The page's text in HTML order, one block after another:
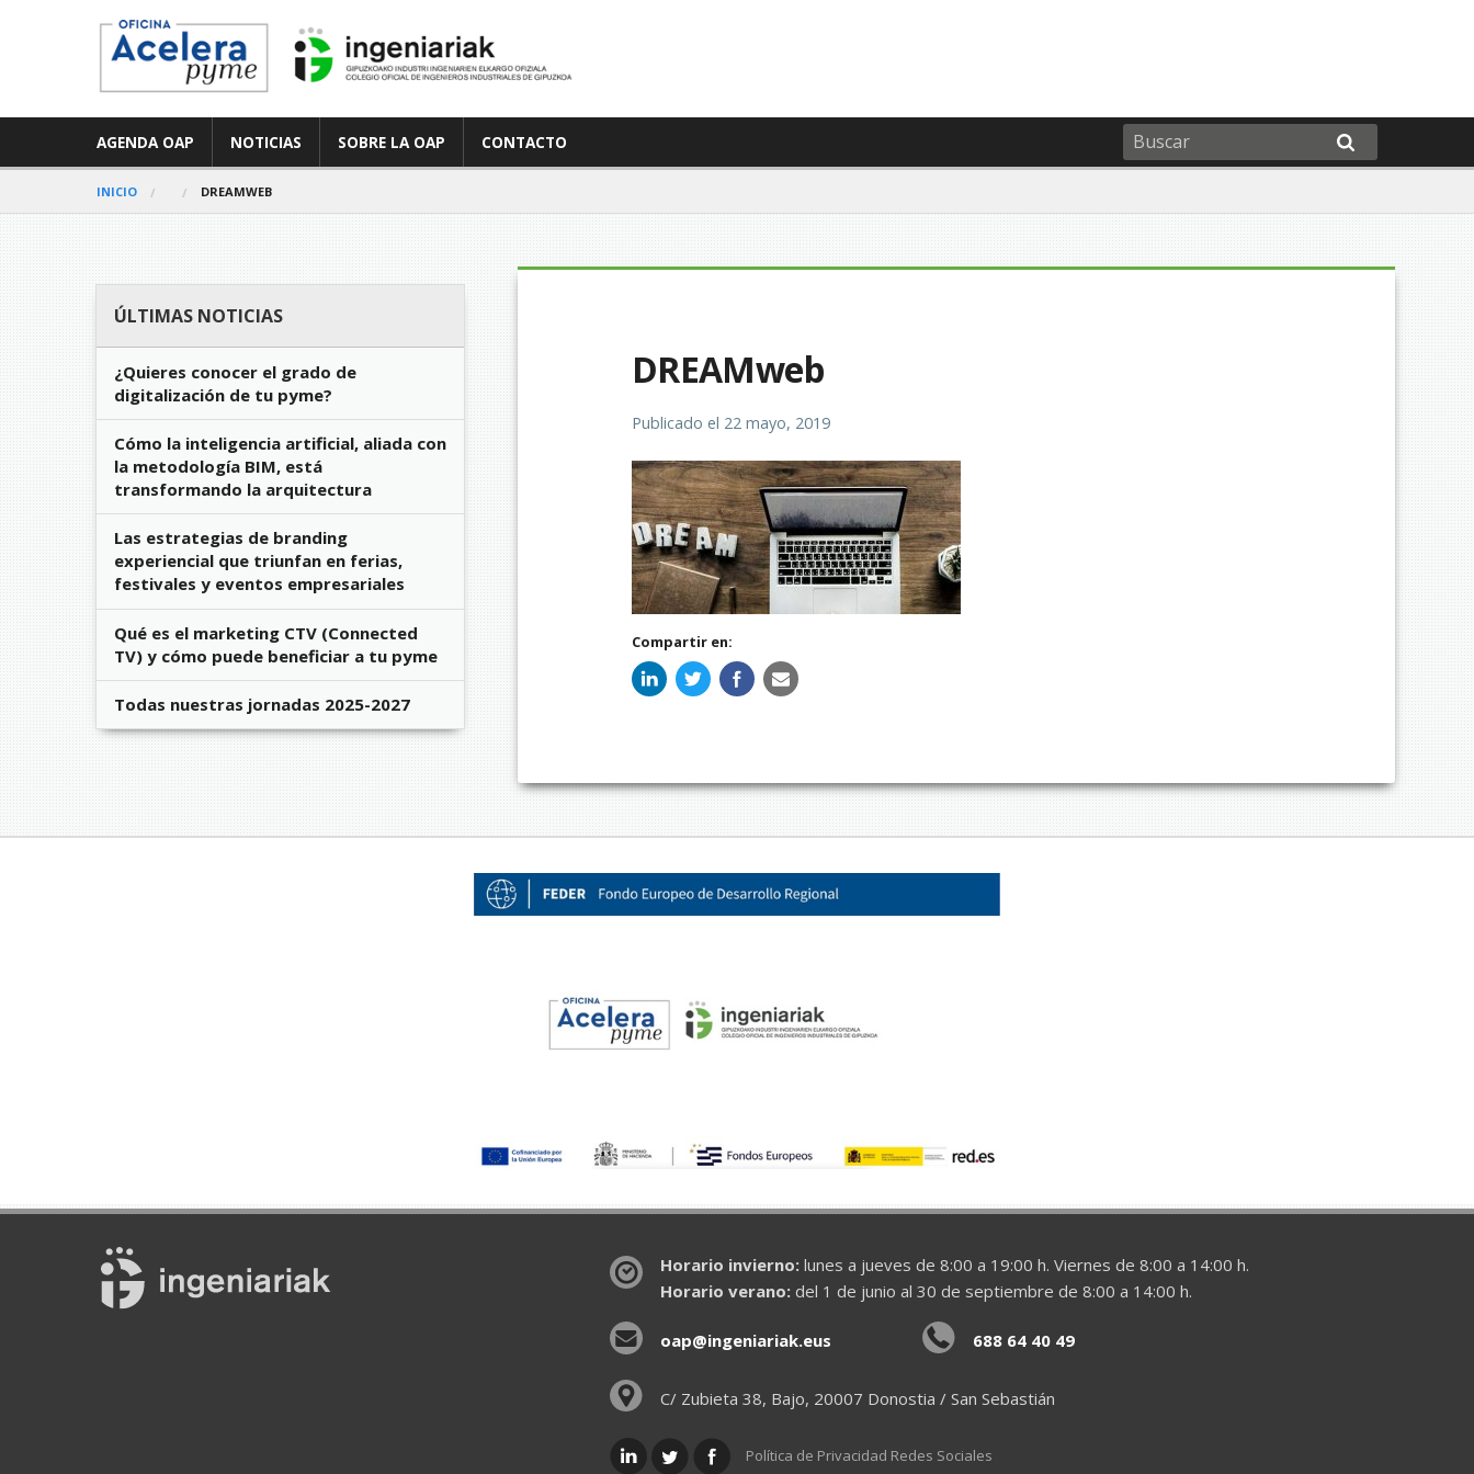
AGENDA OAP NOTICIAS SOBRE LA OAP CONTACTO
INICIO DREAMWEB
DREAMweb
Publicado el 22 mayo, 2019
Compartir en:
ÚLTIMAS NOTICIAS
¿Quieres conocer el grado de
digitalización de tu pyme?
Cómo la inteligencia artificial, aliada con
la metodología BIM, está
transformando la arquitectura
Las estrategias de branding
experiencial que triunfan en ferias,
festivales y eventos empresariales
Qué es el marketing CTV (Connected
TV) y cómo puede beneficiar a tu pyme
Todas nuestras jornadas 2025-2027
Horario invierno:lunes a jueves de 8:00 a 19:00 h. Viernes de 8:00 a 14:00 h.
Horario verano:del 1 de junio al 30 de septiembre de 8:00 a 14:00 h.
oap@ingeniariak.eus 688 64 40 49
C/ Zubieta 38, Bajo, 20007 Donostia / San Sebastián
Política de Privacidad Redes Sociales